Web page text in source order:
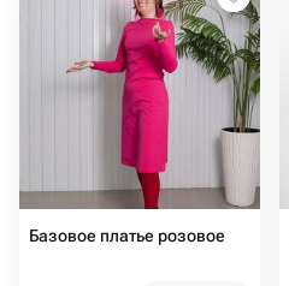
Базовое платье розовое